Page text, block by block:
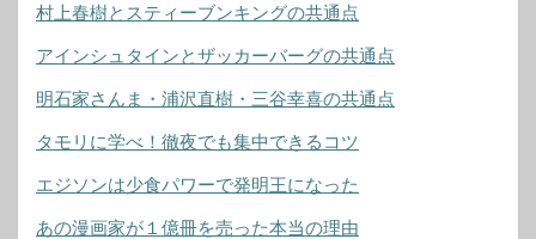
村上春樹とスティーブンキングの共通点
アインシュタインとザッカーバーグの共通点
明石家さんま・浦沢直樹・三谷幸喜の共通点
タモリに学べ！徹夜でも集中できるコツ
エジソンは少食パワーで発明王になった
あの漫画家が１億冊を売った本当の理由